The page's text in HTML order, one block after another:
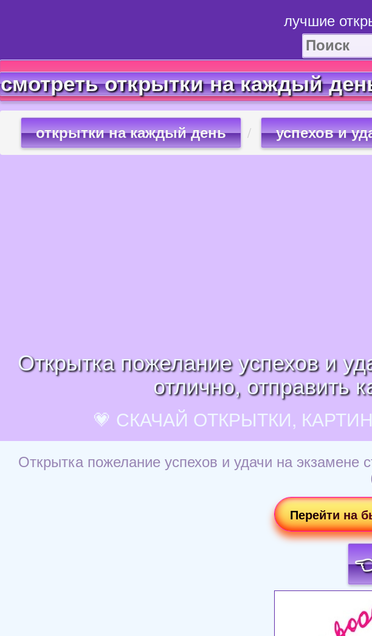
лучшие
смотреть открытки на каждый
открытки на каждый день успехов и
Открытка пожелание успехов и
отлично, отправить
💗 СКАЧАЙ ОТКРЫТКИ,
Открытка пожелание успехов и удачи на экзамене
Перейти на